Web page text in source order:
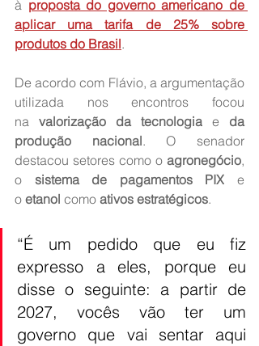
à proposta do governo americano de
aplicar uma tarifa de 25% sobre
produtos do Brasil.
De acordo com Flávio, a argumentação
utilizada nos encontros focou
na valorização da tecnologia e da
produção nacional. O senador
destacou setores como o agronegócio,
o sistema de pagamentos PIX e
o etanol como ativos estratégicos.
“É um pedido que eu fiz
expresso a eles, porque eu
disse o seguinte: a partir de
2027, vocês vão ter um
governo que vai sentar aqui